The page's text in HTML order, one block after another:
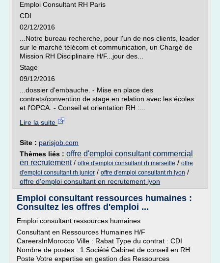
Emploi Consultant RH Paris
CDI
02/12/2016
...Notre bureau recherche, pour l'un de nos clients, leader
sur le marché télécom et communication, un Chargé de
Mission RH Disciplinaire H/F...jour des...
Stage
09/12/2016
...dossier d'embauche. - Mise en place des
contrats/convention de stage en relation avec les écoles
et l'OPCA. - Conseil et orientation RH :...
Lire la suite
Site : parisjob.com
Thèmes liés : offre d'emploi consultant commercial
en recrutement/ offre d'emploi consultant rh marseille / offre
d'emploi consultant rh junior / offre d'emploi consultant rh lyon /
offre d'emploi consultant en recrutement lyon
Emploi consultant ressources humaines :
Consultez les offres d'emploi ...
Emploi consultant ressources humaines
Consultant en Ressources Humaines H/F
CareersInMorocco Ville : Rabat Type du contrat : CDI
Nombre de postes : 1 Société Cabinet de conseil en RH
Poste Votre expertise en gestion des Ressources